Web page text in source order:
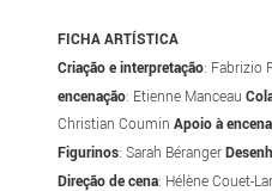
FICHA ARTÍSTICA
Criação e interpretação: Fabrizio
encenação: Etienne Manceau
Christian CouminApoio à
Figurinos: Sarah Béranger
Direção de cena: Hélène Couet-